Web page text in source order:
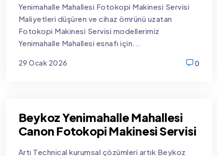
Yenimahalle Mahallesi Fotokopi Makinesi Servisi
Maliyetleri düşüren ve cihaz ömrünü uzatan
Fotokopi Makinesi Servisi modellerimiz
Yenimahalle Mahallesi esnafı için...
29 Ocak 2026
0
Beykoz Yenimahalle Mahallesi
Canon Fotokopi Makinesi Servisi
Artı Technical kurumsal çözümleri artık Beykoz